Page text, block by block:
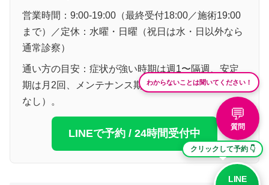
営業時間：9:00-19:00（最終受付18:00／施術19:00
まで）／定休：水曜・日曜（祝日は水・日以外なら
通常診察）
通い方の目安：症状が強い時期は週1〜隔週、安定
期は月2回、メンテナンス期は月1回です（押し売り
なし）。
LINEで予約 / 24時間受付中
わからないことは聞いてください！
💬
質問
クリックして予約 👇
LINE